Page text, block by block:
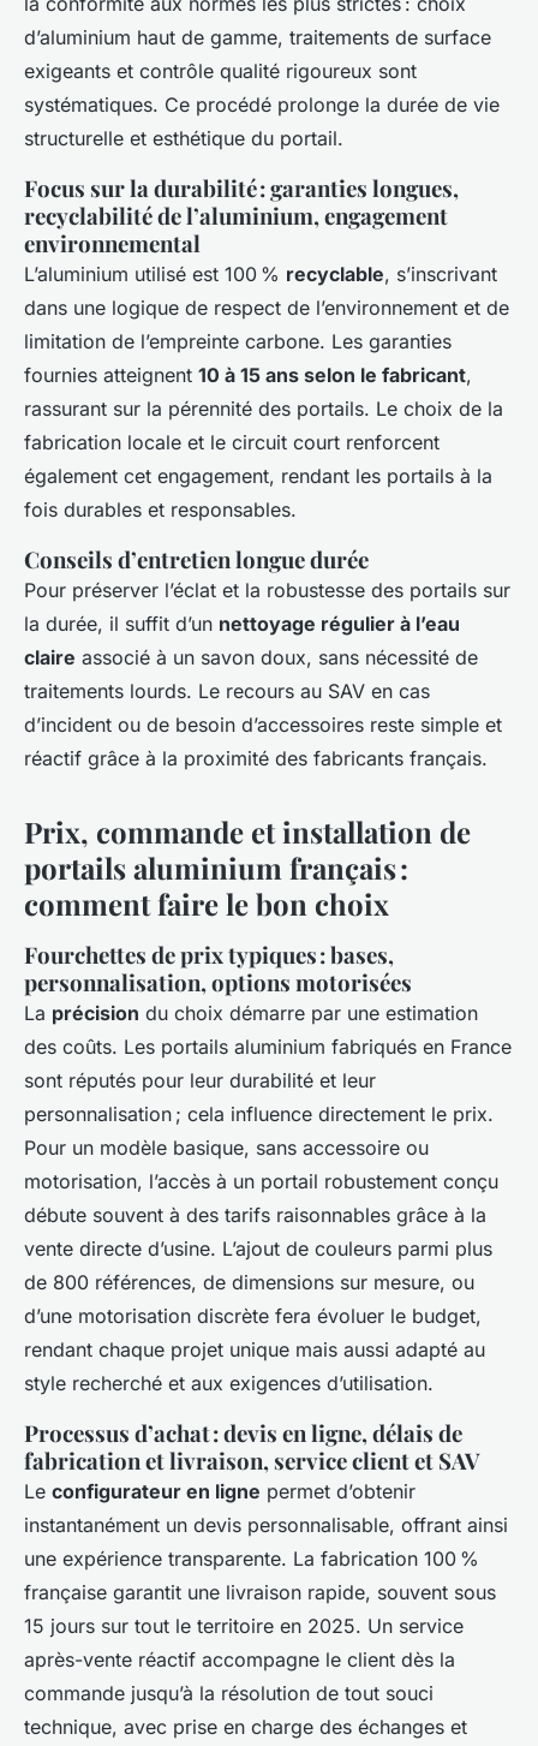
d’aluminium haut de gamme, traitements de surface
exigeants et contrôle qualité rigoureux sont
systématiques. Ce procédé prolonge la durée de vie
structurelle et esthétique du portail.
Focus sur la durabilité : garanties longues,
recyclabilité de l’aluminium, engagement
environnemental
L’aluminium utilisé est 100 % recyclable, s’inscrivant
dans une logique de respect de l’environnement et de
limitation de l’empreinte carbone. Les garanties
fournies atteignent 10 à 15 ans selon le fabricant,
rassurant sur la pérennité des portails. Le choix de la
fabrication locale et le circuit court renforcent
également cet engagement, rendant les portails à la
fois durables et responsables.
Conseils d’entretien longue durée
Pour préserver l’éclat et la robustesse des portails sur
la durée, il suffit d’un nettoyage régulier à l’eau
claire associé à un savon doux, sans nécessité de
traitements lourds. Le recours au SAV en cas
d’incident ou de besoin d’accessoires reste simple et
réactif grâce à la proximité des fabricants français.
Prix, commande et installation de
portails aluminium français :
comment faire le bon choix
Fourchettes de prix typiques : bases,
personnalisation, options motorisées
La précision du choix démarre par une estimation
des coûts. Les portails aluminium fabriqués en France
sont réputés pour leur durabilité et leur
personnalisation ; cela influence directement le prix.
Pour un modèle basique, sans accessoire ou
motorisation, l’accès à un portail robustement conçu
débute souvent à des tarifs raisonnables grâce à la
vente directe d’usine. L’ajout de couleurs parmi plus
de 800 références, de dimensions sur mesure, ou
d’une motorisation discrète fera évoluer le budget,
rendant chaque projet unique mais aussi adapté au
style recherché et aux exigences d’utilisation.
Processus d’achat : devis en ligne, délais de
fabrication et livraison, service client et SAV
Le configurateur en ligne permet d’obtenir
instantanément un devis personnalisable, offrant ainsi
une expérience transparente. La fabrication 100 %
française garantit une livraison rapide, souvent sous
15 jours sur tout le territoire en 2025. Un service
après-vente réactif accompagne le client dès la
commande jusqu’à la résolution de tout souci
technique, avec prise en charge des échanges et